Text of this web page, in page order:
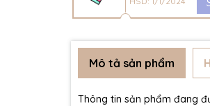
Mô tả sản phẩm
Thông tin sản phẩm đang